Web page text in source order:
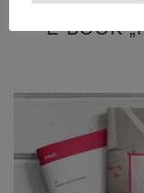
E-BOOK